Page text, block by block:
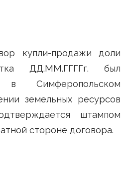
купли-продажи доли
ДД.ММ.ГГГГг. был
в Симферопольском
земельных ресурсов
штампом
стороне договора.